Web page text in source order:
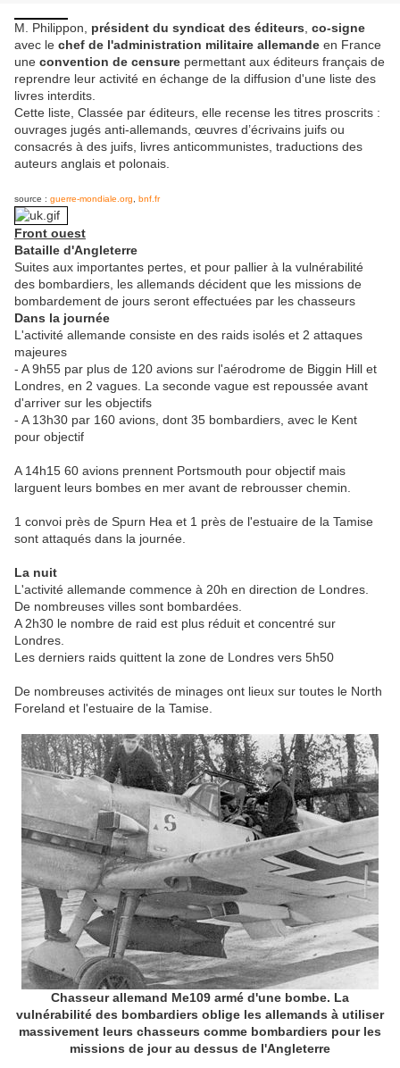
M. Philippon, président du syndicat des éditeurs co-signe
avec le chef de l'administration militaire allemande en France
une convention de censure permettant aux éditeurs français de
reprendre leur activité en échange de la diffusion d'une liste des
livres interdits.
Cette liste, Classée par éditeurs, elle recense les titres proscrits :
ouvrages jugés anti-allemands, œuvres d’écrivains juifs ou
consacrés à des juifs, livres anticommunistes, traductions des
auteurs anglais et polonais.
source : guerre-mondiale.org bnf.fr
Front ouest
Bataille d'Angleterre
Suites aux importantes pertes, et pour pallier à la vulnérabilité
des bombardiers, les allemands décident que les missions de
bombardement de jours seront effectuées par les chasseurs
Dans la journée
L'activité allemande consiste en des raids isolés et 2 attaques
majeures
- A 9h55 par plus de 120 avions sur l'aérodrome de Biggin Hill et
Londres, en 2 vagues. La seconde vague est repoussée avant
d'arriver sur les objectifs
- A 13h30 par 160 avions, dont 35 bombardiers, avec le Kent
pour objectif
A 14h15 60 avions prennent Portsmouth pour objectif mais
larguent leurs bombes en mer avant de rebrousser chemin.
1 convoi près de Spurn Hea et 1 près de l'estuaire de la Tamise
sont attaqués dans la journée.
La nuit
L'activité allemande commence à 20h en direction de Londres.
De nombreuses villes sont bombardées.
A 2h30 le nombre de raid est plus réduit et concentré sur
Londres.
Les derniers raids quittent la zone de Londres vers 5h50
De nombreuses activités de minages ont lieux sur toutes le North
Foreland et l'estuaire de la Tamise.
Chasseur allemand Me109 armé d'une bombe. La
vulnérabilité des bombardiers oblige les allemands à utiliser
massivement leurs chasseurs comme bombardiers pour les
missions de jour au dessus de l'Angleterre